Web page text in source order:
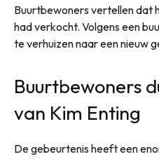
Buurtbewoners vertellen dat
had verkocht. Volgens een
te verhuizen naar een nieuw
Buurtbewoners
van Kim Enting
De gebeurtenis heeft een